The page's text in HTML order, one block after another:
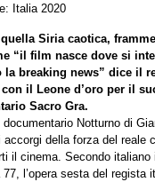
Italia 2020
Siria caotica,
“il film nasce dove si
la breaking news” dice il
il Leone d’oro per il
Sacro Gra.
documentario Notturno di
accorgi della forza del reale
il cinema. Secondo italiano
77, l’opera sesta del regista